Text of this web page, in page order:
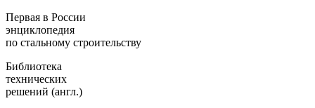
Первая в России
энциклопедия
по стальному строительству
Библиотека
технических
решений (англ.)